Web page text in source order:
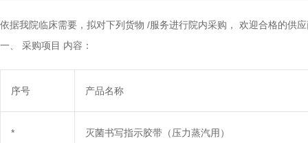
依据我院临床需要，拟对下列货物 /服务进行院内采购，
欢迎合格的供
一、
采购项目 内容：
序号 产品名称
* 灭菌书写指示胶带（压力蒸汽用）